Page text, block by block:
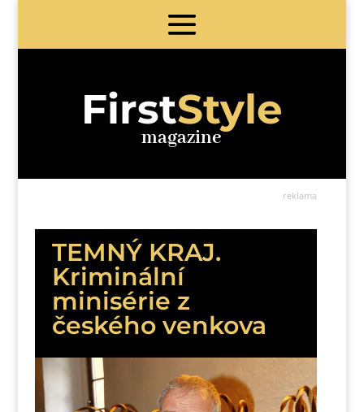
FirstStyle
magazine
reklama
TEMNÝ KRAJ.
Kriminální
minisérie z
českého venkova